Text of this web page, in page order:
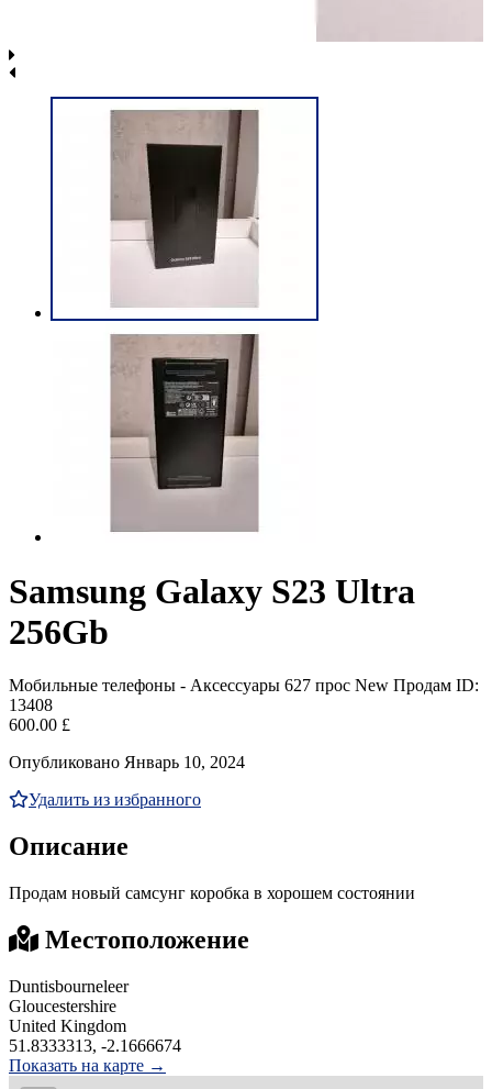
Samsung Galaxy S23 Ultra
256Gb
Мобильные телефоны - Аксессуары 627 прос New Продам ID:
13408
600.00 £
Опубликовано Январь 10, 2024
Удалить из избранного
Описание
Продам новый самсунг коробка в хорошем состоянии
Местоположение
Duntisbourneleer
Gloucestershire
United Kingdom
51.8333313, -2.1666674
Показать на карте →